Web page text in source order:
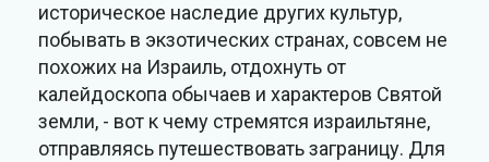
историческое наследие других культур,
побывать в экзотических странах, совсем не
похожих на Израиль, отдохнуть от
калейдоскопа обычаев и характеров Святой
земли, - вот к чему стремятся израильтяне,
отправляясь путешествовать заграницу. Для